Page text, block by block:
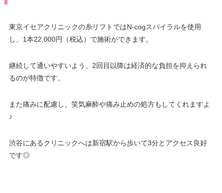
東京イセアクリニックの糸リフトではN-cogスパイラルを使用
し、1本22,000円（税込）で施術ができます。
継続して通いやすいよう、2回目以降は経済的な負担を抑えられ
るのが特徴です。
また痛みに配慮し、笑気麻酔や痛み止めの処方もしてくれますよ
♪
渋谷にあるクリニックへは新宿駅から歩いて3分とアクセス良好
です◎